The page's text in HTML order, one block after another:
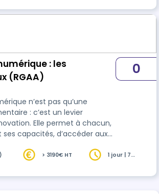
une première approche des
impacts et des bonnes
: les
(RGAA)
n’est pas qu’une
: c’est un levier
à chacun,
capacités, d’accéder aux
compréhension claire des
interfaces accessibles et
0
> 3190€ HT
1 jour | 7